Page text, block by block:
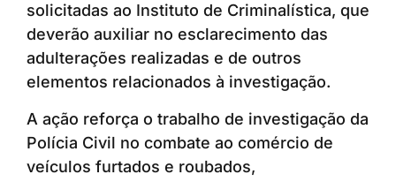
solicitadas ao Instituto de Criminalística, que
deverão auxiliar no esclarecimento das
adulterações realizadas e de outros
elementos relacionados à investigação.
A ação reforça o trabalho de investigação da
Polícia Civil no combate ao comércio de
veículos furtados e roubados,